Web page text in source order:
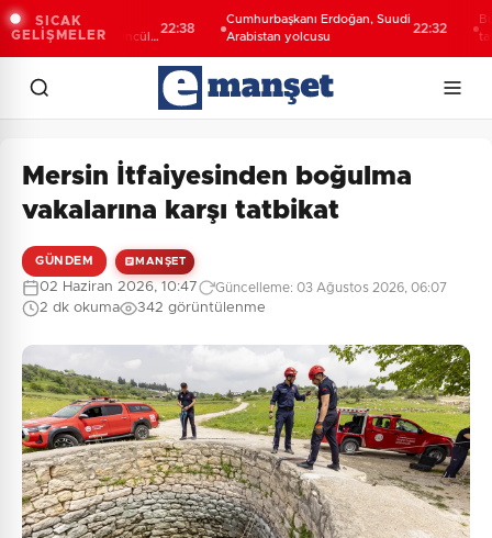
SICAK
GELİŞMELER
Şahin Biba:
bütüncül
Cumhurbaşkanı Erdoğan, Suudi
Arabistan yolcusu
Mersin İtfaiyesinden boğulma
vakalarına karşı tatbikat
GÜNDEM MANŞET
02 Haziran 2026, 10:47 Güncelleme: 03 Ağustos 2026, 06:07
2 dk okuma 342 görüntülenme